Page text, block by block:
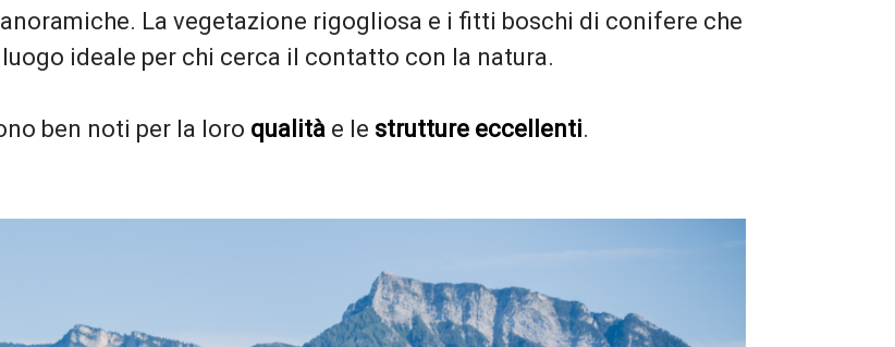
La vegetazione rigogliosa e i fitti boschi di conifere che
ideale per chi cerca il contatto con la natura.
ben noti per la loro qualità e le strutture eccellenti.